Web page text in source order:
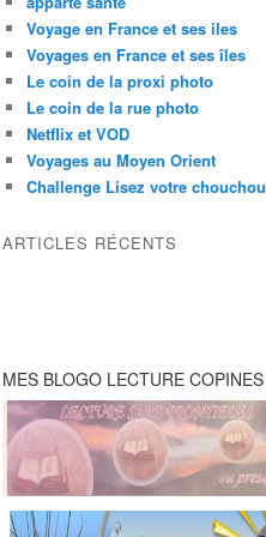
Voyage en France et ses iles
Voyages en France et ses îles
Le coin de la proxi photo
Le coin de la rue photo
Netflix et VOD
Voyages au Moyen Orient
Challenge Lisez votre chouchou
ARTICLES RÉCENTS
MES BLOGO LECTURE COPINES